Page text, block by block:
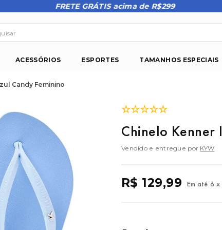
FRETE GRÁTIS acima de R$299
ACESSÓRIOS ESPORTES TAMANHOS ESPECIAIS
Candy Feminino
☆☆☆☆☆
Chinelo Kenner
Vendido e entregue por KYW
R$ 129,99 Em até 6 x